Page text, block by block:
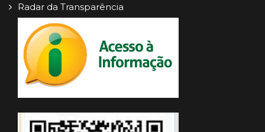
Radar da Transparência